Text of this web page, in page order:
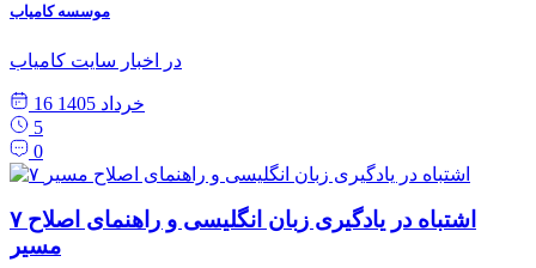
موسسه کامیاب
در اخبار سایت کامیاب
16 خرداد 1405
5
0
۷ اشتباه در یادگیری زبان انگلیسی و راهنمای اصلاح
مسیر